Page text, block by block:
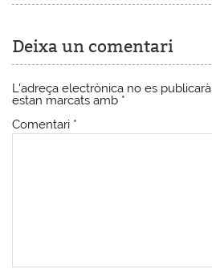
Deixa un comentari
L'adreça electrònica no es publicarà.
estan marcats amb *
Comentari *